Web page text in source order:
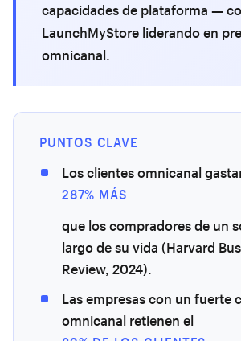
capacidades de plataforma —
LaunchMyStore liderando en
omnicanal.
PUNTOS CLAVE
Los clientes omnicanal
287% MÁS
que los compradores de un
largo de su vida (Harvard
Review, 2024).
Las empresas con un fuerte
omnicanal retienen el